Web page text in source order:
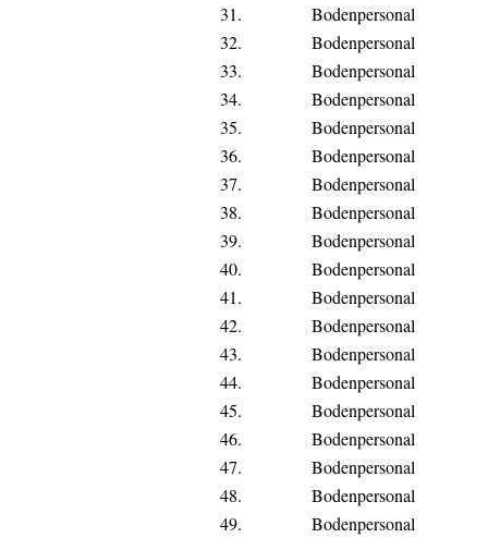
31.
Bodenpersonal
32.
Bodenpersonal
33.
Bodenpersonal
34.
Bodenpersonal
35.
Bodenpersonal
36.
Bodenpersonal
37.
Bodenpersonal
38.
Bodenpersonal
39.
Bodenpersonal
40.
Bodenpersonal
41.
Bodenpersonal
42.
Bodenpersonal
43.
Bodenpersonal
44.
Bodenpersonal
45.
Bodenpersonal
46.
Bodenpersonal
47.
Bodenpersonal
48.
Bodenpersonal
49.
Bodenpersonal